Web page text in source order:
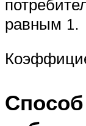
равным 1.